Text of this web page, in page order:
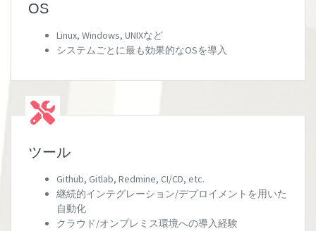
OS
Linux, Windows, UNIXなど
システムごとに最も効果的なOSを導入
ツール
Github, Gitlab, Redmine, CI/CD, etc.
継続的インテグレーション/デプロイメントを用いた
自動化
クラウド/オンプレミス環境への導入経験